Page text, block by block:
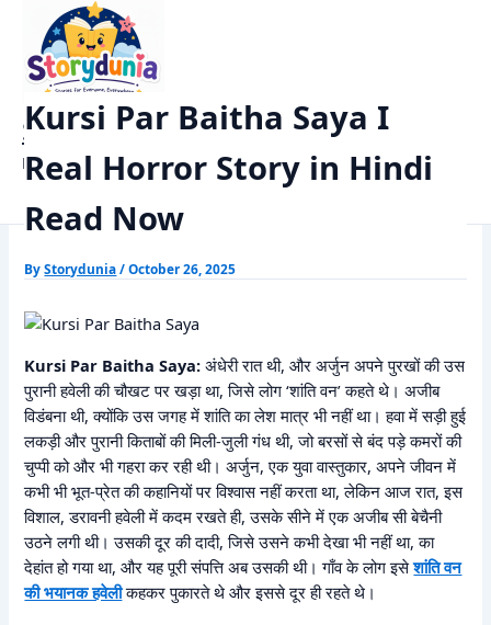
content
StoryDunia
Kids Stories
Horror Story
Kursi Par Baitha Saya I Real Horror Story in Hindi Read Now
Kursi Par Baitha Saya I
Real Horror Story in Hindi
Read Now
ByStorydunia/October 26, 2025
Kursi Par Baitha Saya: अंधेरी रात थी, और अर्जुन अपने पुरखों की उस
पुरानी हवेली की चौखट पर खड़ा था, जिसे लोग ‘शांति वन’ कहते थे। अजीब
विडंबना थी, क्योंकि उस जगह में शांति का लेश मात्र भी नहीं था। हवा में सड़ी हुई
लकड़ी और पुरानी किताबों की मिली-जुली गंध थी, जो बरसों से बंद पड़े कमरों की
चुप्पी को और भी गहरा कर रही थी। अर्जुन, एक युवा वास्तुकार, अपने जीवन में
कभी भी भूत-प्रेत की कहानियों पर विश्वास नहीं करता था, लेकिन आज रात, इस
विशाल, डरावनी हवेली में कदम रखते ही, उसके सीने में एक अजीब सी बेचैनी
उठने लगी थी। उसकी दूर की दादी, जिसे उसने कभी देखा भी नहीं था, का
देहांत हो गया था, और यह पूरी संपत्ति अब उसकी थी। गाँव के लोग इसेशांति वन
की भयानक हवेलीकहकर पुकारते थे और इससे दूर ही रहते थे।